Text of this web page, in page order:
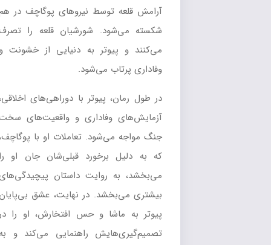
آرامش قلعه توسط نیروهای پوگاچف در هم
شکسته می‌شود. شورشیان قلعه را تصرف
می‌کنند و پیوتر به دنیایی از خشونت و
وفاداری پرتاب می‌شود.
در طول رمان، پیوتر با دوراهی‌های اخلاقی،
آزمایش‌های وفاداری و واقعیت‌های سخت
جنگ مواجه می‌شود. تعاملات او با پوگاچف،
که به دلیل برخورد قبلی‌شان جان او را
می‌بخشد، به روایت داستان پیچیدگی‌های
بیشتری می‌بخشد. در نهایت، عشق بی‌پایان
پیوتر به ماشا و حس افتخارش، او را در
تصمیم‌گیری‌هایش راهنمایی می‌کند و به